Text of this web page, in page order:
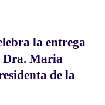
la entrega
Dra. Maria
de la